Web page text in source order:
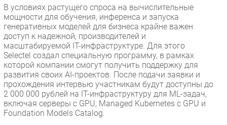
Мероприятия
Проекты
IT класс
Тестовый стенд
Каталог компаний
В условиях растущего спроса на вычислительные
мощности для обучения, инференса и запуска
генеративных моделей для бизнеса крайне важен
доступ к надежной, производителей и
масштабируемой IT-инфраструктуре. Для этого
Selectel создал специальную программу, в рамках
которой компании смогут получить поддержку для
развития своих AI-проектов. После подачи заявки и
прохождения интервью участникам будут доступны до
2 000 000 рублей на IT-инфраструктуру для ML-задач,
включая серверы с GPU, Managed Kubernetes с GPU и
Foundation Models Catalog.